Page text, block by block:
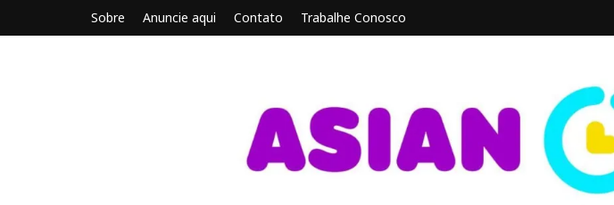
Sobre Anuncie aqui Contato Trabalhe Conosco